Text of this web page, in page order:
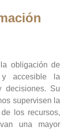
obligación de
accesible la
decisiones. Su
supervisen la
los recursos,
una mayor